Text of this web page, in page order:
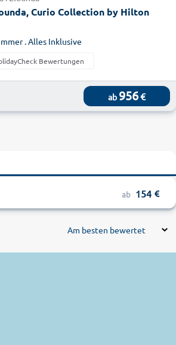
Curio Collection by Hilton
. Alles Inklusive
Bewertungen
ab 956€
ab 154
Am besten bewertet